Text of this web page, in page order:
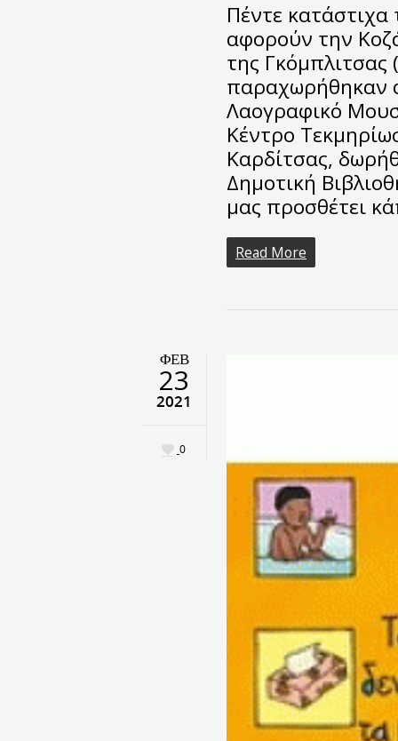
Πέντε
αφορούν την
της Γκόμπλιτσας
παραχωρήθηκαν
Λαογραφικό
Κέντρο
Καρδίτσας,
Δημοτική
μας προσθέτει
Read More
ΦΕΒ
23
2021
0